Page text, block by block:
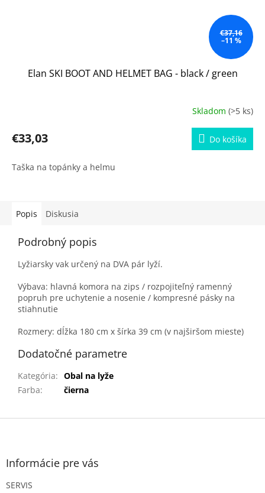
€37,16
–11 %
Elan SKI BOOT AND HELMET BAG - black / green
Skladom (>5 ks)
€33,03 Do košíka
Taška na topánky a helmu
Popis Diskusia
Podrobný popis
Lyžiarsky vak určený na DVA pár lyží.
Výbava: hlavná komora na zips / rozpojiteľný ramenný
popruh pre uchytenie a nosenie / kompresné pásky na
stiahnutie
Rozmery: dĺžka 180 cm x šírka 39 cm (v najširšom mieste)
Dodatočné parametre
Kategória: Obal na lyže
Farba: čierna
Z
Informácie pre vás
SERVIS